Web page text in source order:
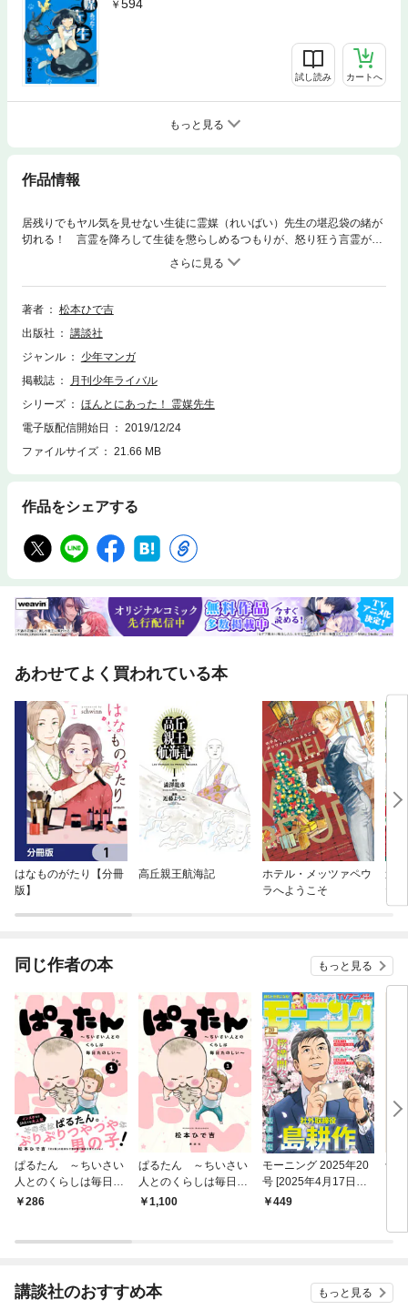
594
試し読み カートへ
もっと見る
作品情報
居残りでもヤル気を見せない生徒に霊媒（れいばい）先生の堪忍袋の緒が
切れる！ 言霊を降ろして生徒を懲らしめるつもりが、怒り狂う言霊が制
御不能になり、前代未聞の大騒動に発展！ 一方、黒ねこは妖怪たちの宴
会に間違えて参加。自分がただの猫とは言えない緊張感漂う雰囲気のなか
ピンチをどう切り抜ける！？ おまけには、描き下ろし漫画「水木先生に
会いにいこう。」を収録！
著者
松本ひで吉
出版社
講談社
ジャンル
少年マンガ
掲載誌
月刊少年ライバル
シリーズ
ほんとにあった！ 霊媒先生
電子版配信開始日
2019/12/24
ファイルサイズ
21.66 MB
作品をシェアする
あわせてよく買われている本
はなものがたり【分冊
版】
高丘親王航海記
ホテル・メッツァペウ
ラへようこそ
逃
た
き
同じ作者の本 もっと見る
ぱるたん ～ちいさい
人とのくらしは毎日た
のしい～ 分冊版
286
ぱるたん ～ちいさい
人とのくらしは毎日た
のしい～（１）
1,100
モーニング 2025年20
号 [2025年4月17日発
売]449
十
講談社のおすすめ本 もっと見る